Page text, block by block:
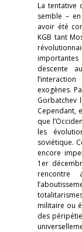
La tentative
semble –
avoir été
KGB tant
descente
exogènes.
Gorbatchev
Cependant,
que
les
soviétique.
encore
1er
rencontre
militaire ou
des